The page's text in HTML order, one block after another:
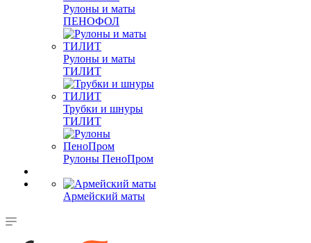
Рулоны и маты
ПЕНОФОЛ
Рулоны и маты
ТИЛИТ
Трубки и шнуры
ТИЛИТ
Рулоны ПеноПром
Армейский маты